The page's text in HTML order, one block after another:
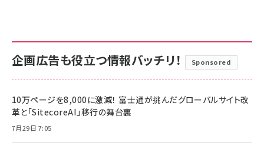
企画広告も役立つ情報バッチリ！ Sponsored
10万ページを8,000に激減！ 富士通が挑んだグローバルサイト改
革と「SitecoreAI」移行の舞台裏
7月29日 7:05